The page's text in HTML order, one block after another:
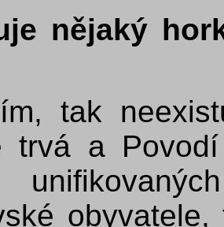
nějaký
tak
trvá a